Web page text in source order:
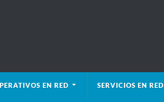
EN RED SERVICIOS EN RED